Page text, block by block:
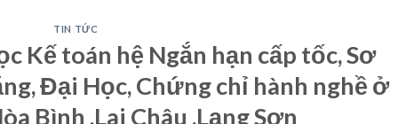
TIN TỨC
Kế toán hệ Ngắn hạn cấp tốc, Sơ
Đại Học, Chứng chỉ hành nghề ở
Bình ,Lai Châu ,Lạng Sơn